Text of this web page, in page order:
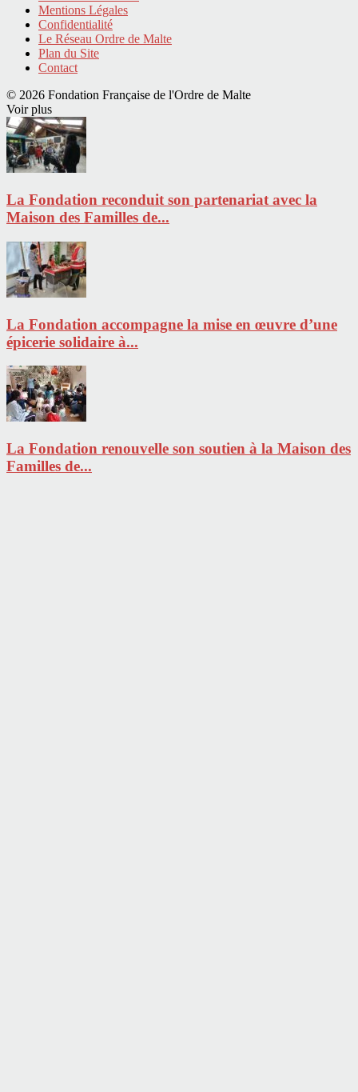
Mentions Légales
Confidentialité
Le Réseau Ordre de Malte
Plan du Site
Contact
© 2026 Fondation Française de l'Ordre de Malte
Voir plus
La Fondation reconduit son partenariat avec la
Maison des Familles de...
La Fondation accompagne la mise en œuvre d’une
épicerie solidaire à...
La Fondation renouvelle son soutien à la Maison des
Familles de...